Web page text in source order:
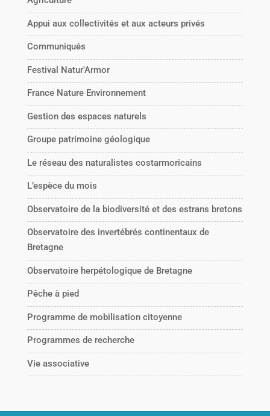
Appui aux collectivités et aux acteurs privés
Communiqués
Festival Natur'Armor
France Nature Environnement
Gestion des espaces naturels
Groupe patrimoine géologique
Le réseau des naturalistes costarmoricains
L’espèce du mois
Observatoire de la biodiversité et des estrans bretons
Observatoire des invertébrés continentaux de
Bretagne
Observatoire herpétologique de Bretagne
Pêche à pied
Programme de mobilisation citoyenne
Programmes de recherche
Vie associative